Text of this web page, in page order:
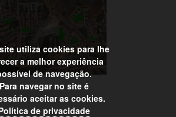
utiliza cookies para lhe
a melhor experiência
de navegação.
Para navegar no site é
aceitar as cookies.
de privacidade